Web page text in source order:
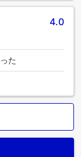
4.0
た